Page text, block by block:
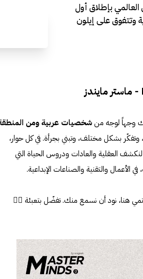
بإطلاق أول
وتتفوق على إيلون
شخصيات عربية ومن
وتفكّر بشكل مختلف، وتبني بجرأة. في كل حوار،
العقلية والعادات ودروس الحياة التي
الأعمال والتقنية والصناعات الإبداعية.
هنا، نود أن نسمع منك. تفضّل بتعبئة 👈🏼